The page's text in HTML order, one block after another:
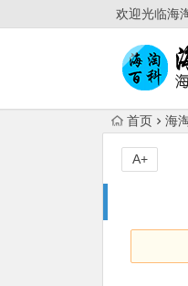
欢迎光临海
首页 海
A+